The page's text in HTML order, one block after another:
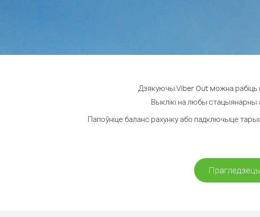
Дзякуючы Viber Out можна рабіць
Выклікі на любы стацыянарны
Папоўніце баланс рахунку або падключыце